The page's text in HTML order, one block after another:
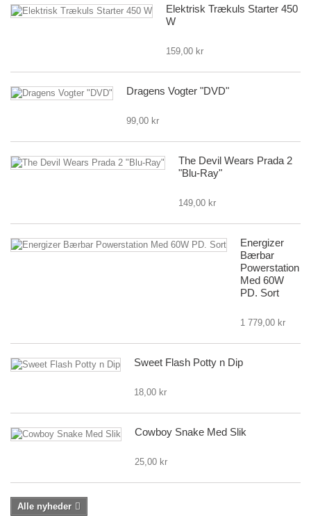
Elektrisk Trækuls Starter 450
W
159,00 kr
Dragens Vogter "DVD"
99,00 kr
The Devil Wears Prada 2
"Blu-Ray"
149,00 kr
Energizer
Bærbar
Powerstation
Med 60W
PD. Sort
1 779,00 kr
Sweet Flash Potty n Dip
18,00 kr
Cowboy Snake Med Slik
25,00 kr
Alle nyheder